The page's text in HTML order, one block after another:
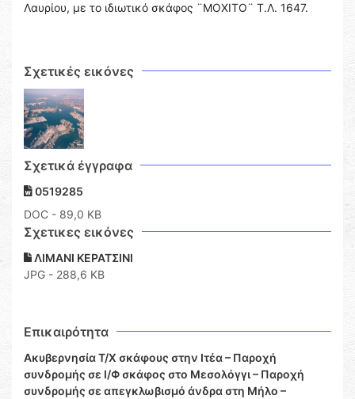
Λαυρίου, με το ιδιωτικό σκάφος ¨ΜΟΧΙΤΟ¨ Τ.Λ. 1647.
Σχετικές εικόνες
Σχετικά έγγραφα
0519285
DOC - 89,0 KB
Σχετικες εικόνες
ΛΙΜΑΝΙ ΚΕΡΑΤΣΙΝΙ
JPG - 288,6 KB
Επικαιρότητα
Ακυβερνησία Τ/Χ σκάφους στην Ιτέα – Παροχή
συνδρομής σε Ι/Φ σκάφος στο Μεσολόγγι – Παροχή
συνδρομής σε απεγκλωβισμό άνδρα στη Μήλο –